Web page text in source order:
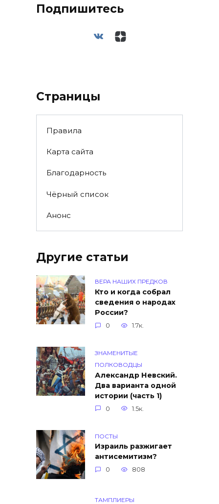
Подпишитесь
Страницы
Правила
Карта сайта
Благодарность
Чёрный список
Анонс
Другие статьи
ВЕРА НАШИХ ПРЕДКОВ
Кто и когда собрал
сведения о народах
России?
0 1.7к.
ЗНАМЕНИТЫЕ
ПОЛКОВОДЦЫ
Александр Невский.
Два варианта одной
истории (часть 1)
0 1.5к.
ПОСТЫ
Израиль разжигает
антисемитизм?
0 808
ТАМПЛИЕРЫ